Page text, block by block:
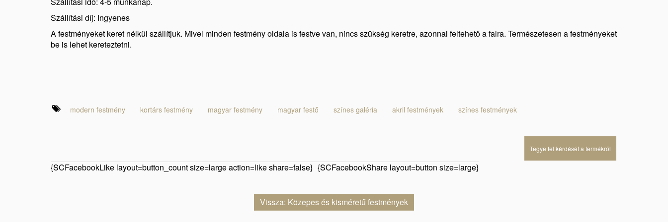
Szállítási díj: Ingyenes
A festményeket keret nélkül szállítjuk. Mivel minden festmény oldala is festve van, nincs szükség keretre, azonnal feltehető a falra. Természetesen a festményeket
be is lehet kereteztetni.
modern festmény kortárs festmény magyar festmény magyar festő színes galéria akril festmények színes festmények
Tegye fel kérdését a termékről
{SCFacebookLike layout=button_count size=large action=like share=false} {SCFacebookShare layout=button size=large}
Vissza: Közepes és kisméretű festmények